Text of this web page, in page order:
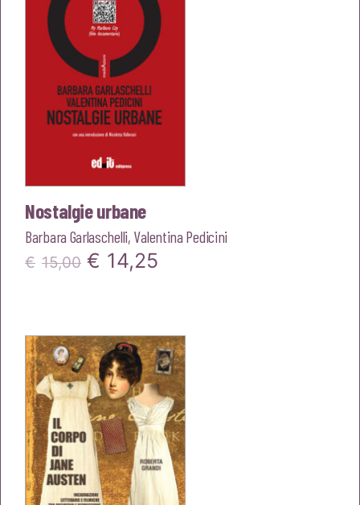
Nostalgie urbane
Barbara Garlaschelli, Valentina Pedicini
€ 15,00 Il
era:
€15,00.
€ 14,25
è:
€14,25.